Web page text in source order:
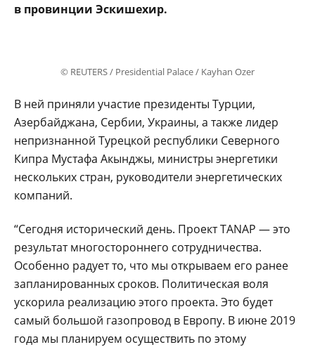
в провинции Эскишехир.
© REUTERS / Presidential Palace / Kayhan Ozer
В ней приняли участие президенты Турции,
Азербайджана, Сербии, Украины, а также лидер
непризнанной Турецкой республики Северного
Кипра Мустафа Акынджы, министры энергетики
нескольких стран, руководители энергетических
компаний.
“Сегодня исторический день. Проект TANAP — это
результат многостороннего сотрудничества.
Особенно радует то, что мы открываем его ранее
запланированных сроков. Политическая воля
ускорила реализацию этого проекта. Это будет
самый большой газопровод в Европу. В июне 2019
года мы планируем осуществить по этому